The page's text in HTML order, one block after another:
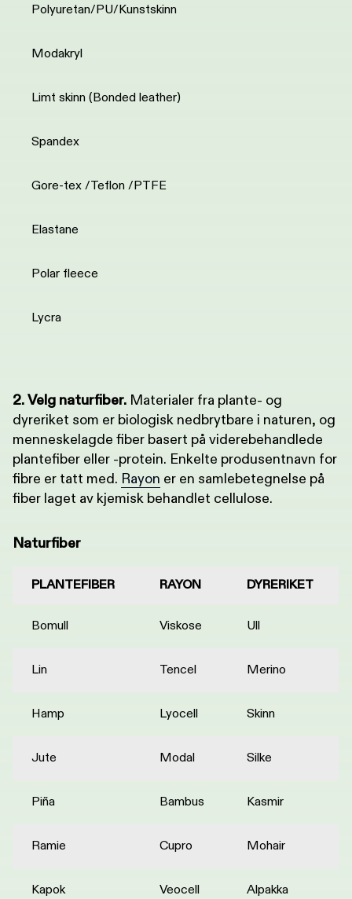
Polyuretan/PU/Kunstskinn
Modakryl
Limt skinn (Bonded leather)
Spandex
Gore-tex /Teflon /PTFE
Elastane
Polar fleece
Lycra
2. Velg naturfiber. Materialer fra plante- og
dyreriket som er biologisk nedbrytbare i naturen, og
menneskelagde fiber basert på viderebehandlede
plantefiber eller -protein. Enkelte produsentnavn for
fibre er tatt med. Rayon er en samlebetegnelse på
fiber laget av kjemisk behandlet cellulose.
Naturfiber
PLANTEFIBER RAYON DYRERIKET
Bomull Viskose Ull
Lin Tencel Merino
Hamp Lyocell Skinn
Jute Modal Silke
Piña Bambus Kasmir
Ramie Cupro Mohair
Kapok Veocell Alpakka